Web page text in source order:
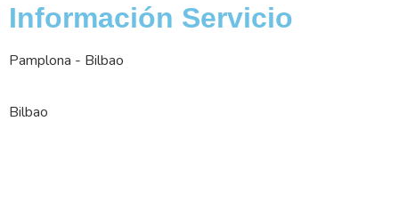
Información Servicio
Pamplona - Bilbao
Bilbao